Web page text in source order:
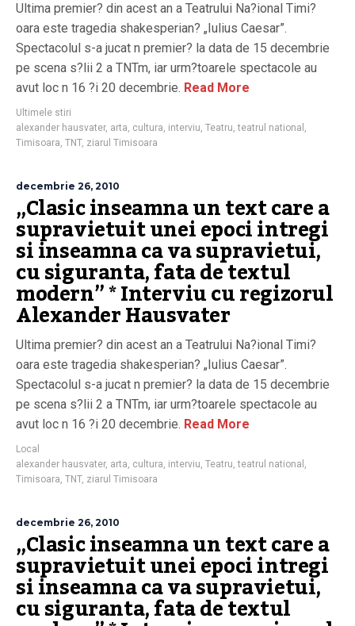
Ultima premier? din acest an a Teatrului Na?ional Timi?
oara este tragedia shakesperian? „Iulius Caesar”.
Spectacolul s-a jucat n premier? la data de 15 decembrie
pe scena s?lii 2 a TNTm, iar urm?toarele spectacole au
avut loc n 16 ?i 20 decembrie. Read More
Ultimele stiri
alexander hausvater, arta, cultura, interviu, Teatru,teatrul national ,
Timisoara, TNT, ziarul Timisoara
decembrie 26, 2010
„Clasic inseamna un text care a
supravietuit unei epoci intregi
si inseamna ca va supravietui,
cu siguranta, fata de textul
modern” * Interviu cu regizorul
Alexander Hausvater
Ultima premier? din acest an a Teatrului Na?ional Timi?
oara este tragedia shakesperian? „Iulius Caesar”.
Spectacolul s-a jucat n premier? la data de 15 decembrie
pe scena s?lii 2 a TNTm, iar urm?toarele spectacole au
avut loc n 16 ?i 20 decembrie. Read More
Local
alexander hausvater, arta, cultura, interviu, Teatru,teatrul national ,
Timisoara, TNT, ziarul Timisoara
decembrie 26, 2010
„Clasic inseamna un text care a
supravietuit unei epoci intregi
si inseamna ca va supravietui,
cu siguranta, fata de textul